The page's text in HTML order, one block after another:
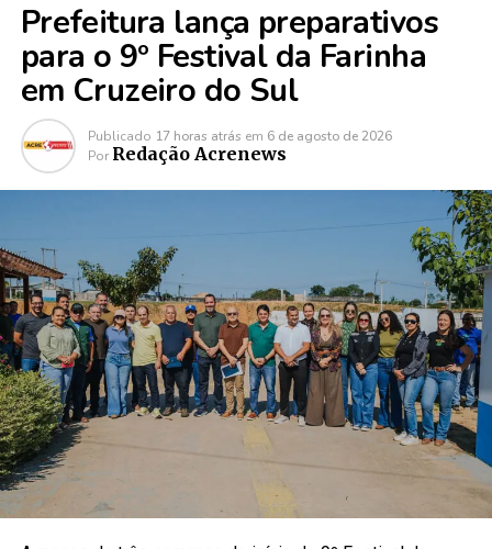
Prefeitura lança preparativos
para o 9º Festival da Farinha
em Cruzeiro do Sul
Publicado 17 horas atrás em 6 de agosto de 2026
Por Redação Acrenews